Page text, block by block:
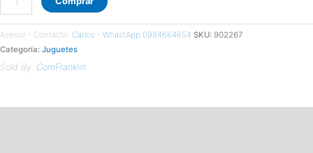
Asesor - Contacto: Carlos - WhastApp 0984664654 SKU: 902267
Categoría: Juguetes
Sold By: ComFranklin